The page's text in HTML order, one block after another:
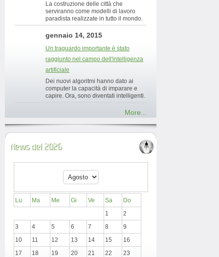
La costruzione delle città che
serviranno come modelli di lavoro
paradista realizzate in tutto il mondo.
gennaio 14, 2015
Un traguardo importante è stato
raggiunto nel campo dell'intelligenza
artificiale
Dei nuovi algoritmi hanno dato ai
computer la capacità di imparare e
capire. Ora, sono diventati intelligenti.
More...
News del 2026
Lu Ma Me Gi Ve Sa
Do
1
2
3
4 5 6 7 8
9
10
11 12 13 14 15
16
17
18 19 20 21 22
23